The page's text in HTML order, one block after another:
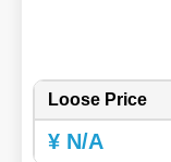
Loose Price
¥ N/A